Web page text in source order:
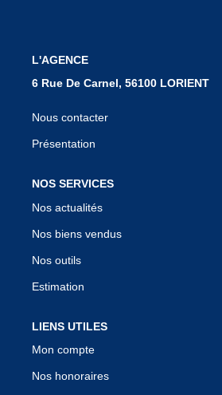
L'AGENCE
6 Rue De Carnel, 56100 LORIENT
Nous contacter
Présentation
NOS SERVICES
Nos actualités
Nos biens vendus
Nos outils
Estimation
LIENS UTILES
Mon compte
Nos honoraires